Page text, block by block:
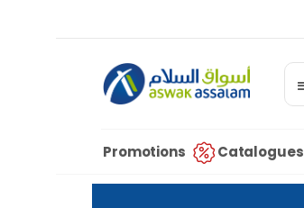
Promotions Catalogues